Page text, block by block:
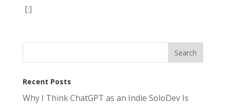
[:]
Recent Posts
Why I Think ChatGPT as an Indie SoloDev Is